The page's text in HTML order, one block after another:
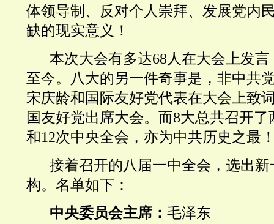
体领导制、反对个人崇拜、发展党内
缺的现实意义！
本次大会有多达68人在大会上发
至今。
八大的另一件奇事是， 非中共
宋庆龄和国际友好党代表在大会上致
国友好党出席大会。而8大总共召开了
和12次中央全会，亦为中共历史之最
接着召开的八届一中全会，选出
构。名单如下：
中央委员会主席：毛泽东